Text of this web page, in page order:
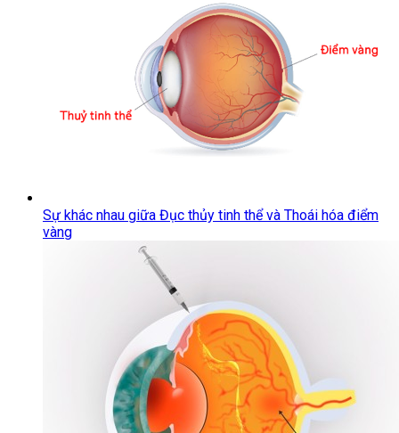
Sự khác nhau giữa Đục thủy tinh thể và Thoái hóa điểm
vàng